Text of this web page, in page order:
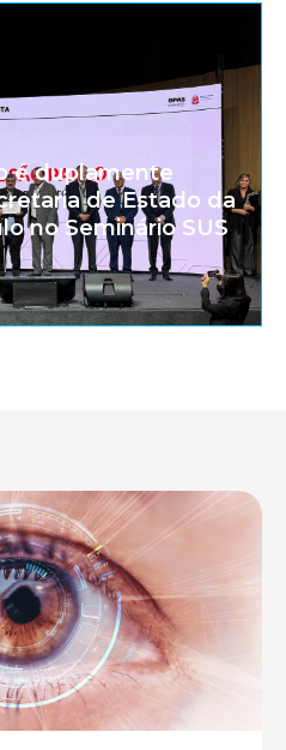
é duplamente
de Estado da
no Seminário SUS